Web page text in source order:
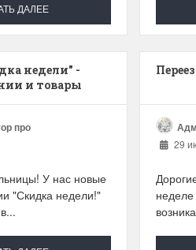
ДАЛЕЕ
недели" -
и товары
про
У нас новые
"Скидка недели!"
29
неделе